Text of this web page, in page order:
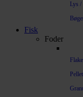
Lys
Fisk
Foder